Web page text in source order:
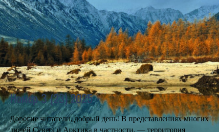
Номер 3 (23) 2025
Дорогие читатели, добрый день! В представлениях многих
людей Север, и Арктика в частности, — территория